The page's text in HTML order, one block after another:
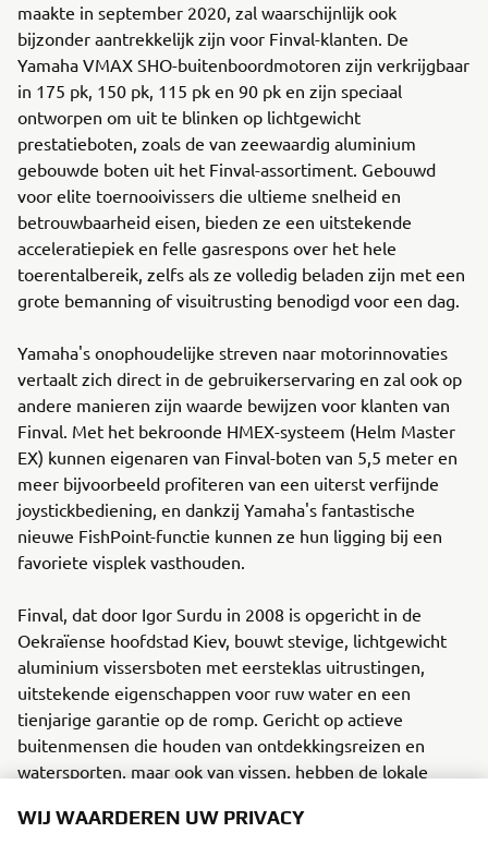
maakte in september 2020, zal waarschijnlijk ook
bijzonder aantrekkelijk zijn voor Finval-klanten. De
Yamaha VMAX SHO-buitenboordmotoren zijn verkrijgbaar
in 175 pk, 150 pk, 115 pk en 90 pk en zijn speciaal
ontworpen om uit te blinken op lichtgewicht
prestatieboten, zoals de van zeewaardig aluminium
gebouwde boten uit het Finval-assortiment. Gebouwd
voor elite toernooivissers die ultieme snelheid en
betrouwbaarheid eisen, bieden ze een uitstekende
acceleratiepiek en felle gasrespons over het hele
toerentalbereik, zelfs als ze volledig beladen zijn met een
grote bemanning of visuitrusting benodigd voor een dag.
Yamaha's onophoudelijke streven naar motorinnovaties
vertaalt zich direct in de gebruikerservaring en zal ook op
andere manieren zijn waarde bewijzen voor klanten van
Finval. Met het bekroonde HMEX-systeem (Helm Master
EX) kunnen eigenaren van Finval-boten van 5,5 meter en
meer bijvoorbeeld profiteren van een uiterst verfijnde
joystickbediening, en dankzij Yamaha's fantastische
nieuwe FishPoint-functie kunnen ze hun ligging bij een
favoriete visplek vasthouden.
Finval, dat door Igor Surdu in 2008 is opgericht in de
Oekraïense hoofdstad Kiev, bouwt stevige, lichtgewicht
aluminium vissersboten met eersteklas uitrustingen,
uitstekende eigenschappen voor ruw water en een
tienjarige garantie op de romp. Gericht op actieve
buitenmensen die houden van ontdekkingsreizen en
watersporten, maar ook van vissen, hebben de lokale
gehad op de manier waarop de boten worden ontworpen
WIJ WAARDEREN UW PRIVACY